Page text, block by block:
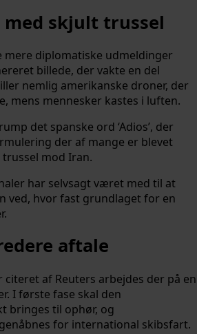
med skjult trussel
mere diplomatiske udmeldinger
billede, der vakte en del
nemlig amerikanske droner, der
mens mennesker kastes i luften.
det spanske ord ‘Adios’, der
der af mange er blevet
mod Iran.
har selvsagt været med til at
ved, hvor fast grundlaget for en
aftale
af Reuters arbejdes der på en
I første fase skal den
bringes til ophør, og
for international skibsfart.